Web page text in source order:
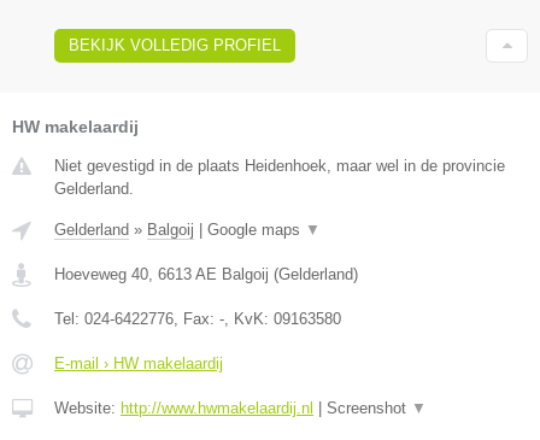
BEKIJK VOLLEDIG PROFIEL
HW makelaardij
Niet gevestigd in de plaats Heidenhoek, maar wel in de provincie
Gelderland.
Gelderland » Balgoij | Google maps ▼
Hoeveweg 40 6613 AE Balgoij (Gelderland)
Tel: 024-6422776 , Fax: - , KvK: 09163580
E-mail › HW makelaardij
Website: http://www.hwmakelaardij.nl | Screenshot ▼